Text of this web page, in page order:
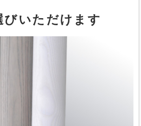
びいただけます